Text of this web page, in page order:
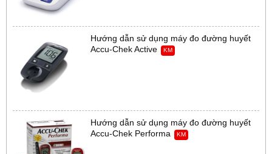
Hướng dẫn sử dụng máy đo đường huyết
Accu-Chek Active
KM
Hướng dẫn sử dụng máy đo đường huyết
Accu-Chek Performa
KM